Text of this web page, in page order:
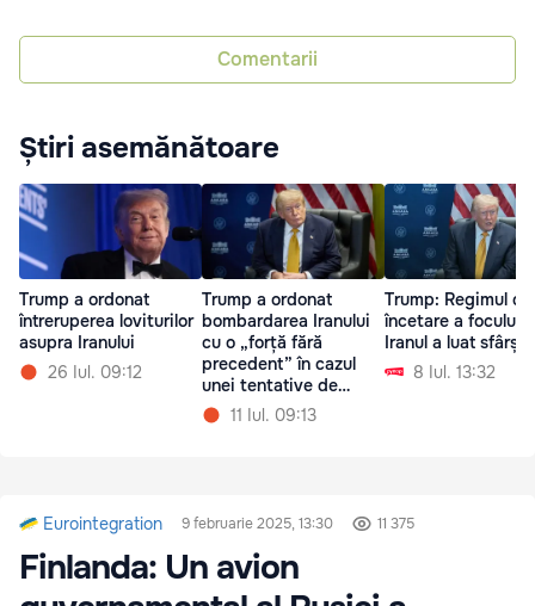
Comentarii
Știri asemănătoare
Trump a ordonat
întreruperea loviturilor
asupra Iranului
26 Iul. 09:12
Trump a ordonat
bombardarea Iranului
cu o „forță fără
precedent” în cazul
unei tentative de
asasinat asupra sa
11 Iul. 09:13
Trump: Regimul de
încetare a focului
Iranul a luat sfârșit
8 Iul. 13:32
Eurointegration 9 februarie 2025, 13:30 11 375
Finlanda: Un avion